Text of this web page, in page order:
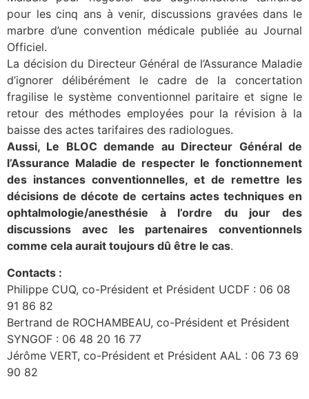
pour les cinq ans à venir, discussions gravées dans le
marbre d’une convention médicale publiée au Journal
Officiel.
La décision du Directeur Général de l’Assurance Maladie
d’ignorer délibérément le cadre de la concertation
fragilise le système conventionnel paritaire et signe le
retour des méthodes employées pour la révision à la
baisse des actes tarifaires des radiologues.
Aussi, Le BLOC demande au Directeur Général de
l’Assurance Maladie de respecter le fonctionnement
des instances conventionnelles, et de remettre les
décisions de décote de certains actes techniques en
ophtalmologie/anesthésie à l’ordre du jour des
discussions avec les partenaires conventionnels
comme cela aurait toujours dû être le cas.
Contacts :
Philippe CUQ, co-Président et Président UCDF : 06 08
91 86 82
Bertrand de ROCHAMBEAU, co-Président et Président
SYNGOF : 06 48 20 16 77
Jérôme VERT, co-Président et Président AAL : 06 73 69
90 82